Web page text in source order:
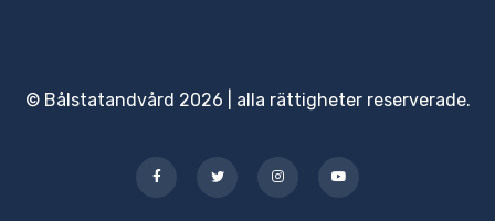
© Bålstatandvård 2026 | alla rättigheter reserverade.